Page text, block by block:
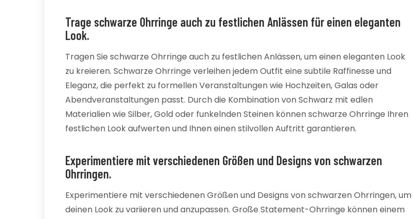
Trage schwarze Ohrringe auch zu festlichen Anlässen für einen eleganten
Look.
Tragen Sie schwarze Ohrringe auch zu festlichen Anlässen, um einen eleganten Look
zu kreieren. Schwarze Ohrringe verleihen jedem Outfit eine subtile Raffinesse und
Eleganz, die perfekt zu formellen Veranstaltungen wie Hochzeiten, Galas oder
Abendveranstaltungen passt. Durch die Kombination von Schwarz mit edlen
Materialien wie Silber, Gold oder funkelnden Steinen können schwarze Ohrringe Ihren
festlichen Look aufwerten und Ihnen einen stilvollen Auftritt garantieren.
Experimentiere mit verschiedenen Größen und Designs von schwarzen
Ohrringen.
Experimentiere mit verschiedenen Größen und Designs von schwarzen Ohrringen, um
deinen Look zu variieren und anzupassen. Große Statement-Ohrringe können einem